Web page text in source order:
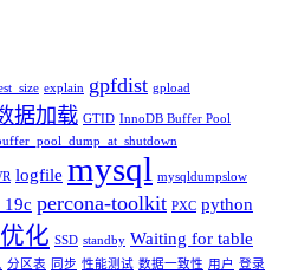
explain gpfdist gpload
据加载 GTID InnoDB Buffer Pool
logfile mysql mysqldumpslow
19c percona-toolkit PXC python
化 SSD standby Waiting for table
分区表 同步 性能测试 数据一致性 用户 登录